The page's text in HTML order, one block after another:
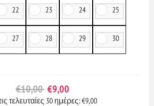
22 23 24 25
27 28 29 30
€10,00 €9,00
τελευταίες 30 ημέρες: €9,00